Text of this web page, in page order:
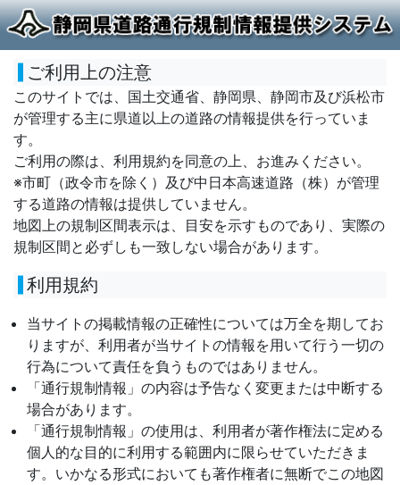
ご利用上の注意
このサイトでは、国土交通省、静岡県、静岡市及び浜松市
が管理する主に県道以上の道路の情報提供を行っていま
す。
ご利用の際は、利用規約を同意の上、お進みください。
※市町（政令市を除く）及び中日本高速道路（株）が管理
する道路の情報は提供していません。
地図上の規制区間表示は、目安を示すものであり、実際の
規制区間と必ずしも一致しない場合があります。
利用規約
当サイトの掲載情報の正確性については万全を期してお
りますが、利用者が当サイトの情報を用いて行う一切の
行為について責任を負うものではありません。
「通行規制情報」の内容は予告なく変更または中断する
場合があります。
「通行規制情報」の使用は、利用者が著作権法に定める
個人的な目的に利用する範囲内に限らせていただきま
す。いかなる形式においても著作権者に無断でこの地図